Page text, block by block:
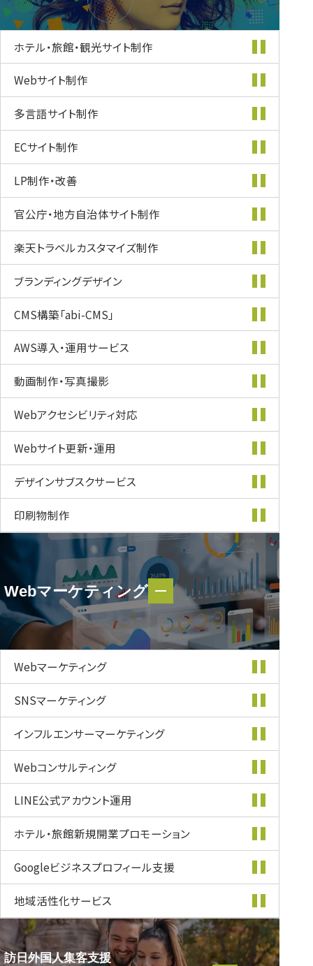
ホテル・旅館・観光サイト制作
Webサイト制作
多言語サイト制作
ECサイト制作
LP制作・改善
官公庁・地方自治体サイト制作
楽天トラベルカスタマイズ制作
ブランディングデザイン
CMS構築「abi-CMS」
AWS導入・運用サービス
動画制作・写真撮影
Webアクセシビリティ対応
Webサイト更新・運用
デザインサブスクサービス
印刷物制作
Webマーケティング
Webマーケティング
Webマーケティング
SNSマーケティング
インフルエンサーマーケティング
Webコンサルティング
LINE公式アカウント運用
ホテル・旅館新規開業プロモーション
Googleビジネスプロフィール支援
地域活性化サービス
訪日外国人集客支援